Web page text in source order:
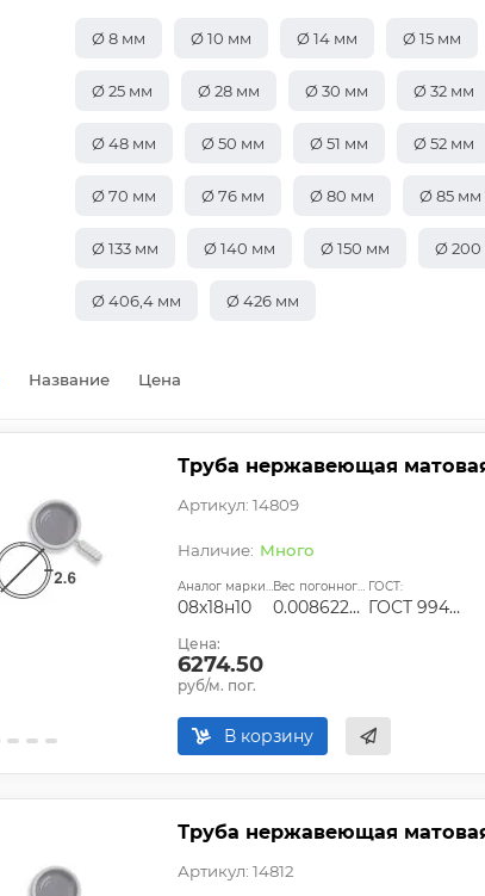
Ø 8 мм Ø 10 мм Ø 14 мм Ø 15 мм
Ø 25 мм Ø 28 мм Ø 30 мм Ø 32 мм
Ø 48 мм Ø 50 мм Ø 51 мм Ø 52 мм
Ø 70 мм Ø 76 мм Ø 80 мм Ø 85 мм
Ø 133 мм Ø 140 мм Ø 150 мм Ø 200
Ø 406,4 мм Ø 426 мм
Название Цена
Труба нержавеющая
Артикул: 14809
Много
Аналог марки стали:
08х18н10
Вес погонного метра, т.:
0.0086227674
ГОСТ:
ГОСТ 9940-81
Цена:
6274.50
руб/м. пог.
В корзину
Труба нержавеющая
Артикул: 14812